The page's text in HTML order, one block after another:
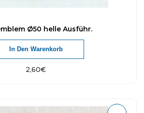
Ø50 helle Ausführ.
2,60€
In Den Warenkorb